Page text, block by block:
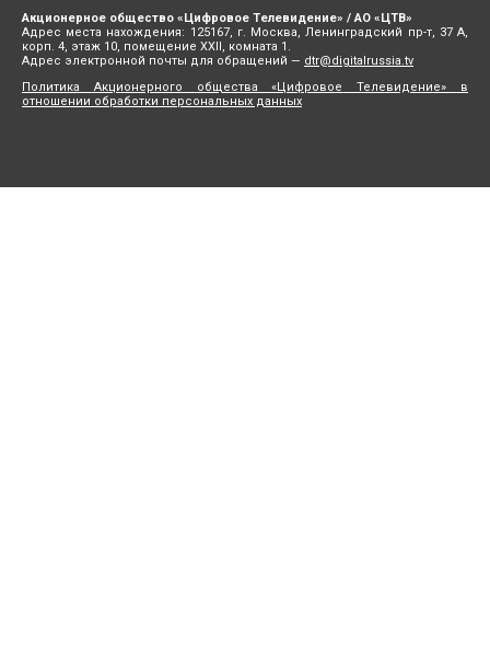
Акционерное общество «Цифровое Телевидение» / АО «ЦТВ»
Адрес места нахождения: 125167, г. Москва, Ленинградский пр-т, 37 А,
корп. 4, этаж 10, помещение XXII, комната 1.
Адрес электронной почты для обращений — dtr@digitalrussia.tv
Политика Акционерного общества «Цифровое Телевидение» в
отношении обработки персональных данных